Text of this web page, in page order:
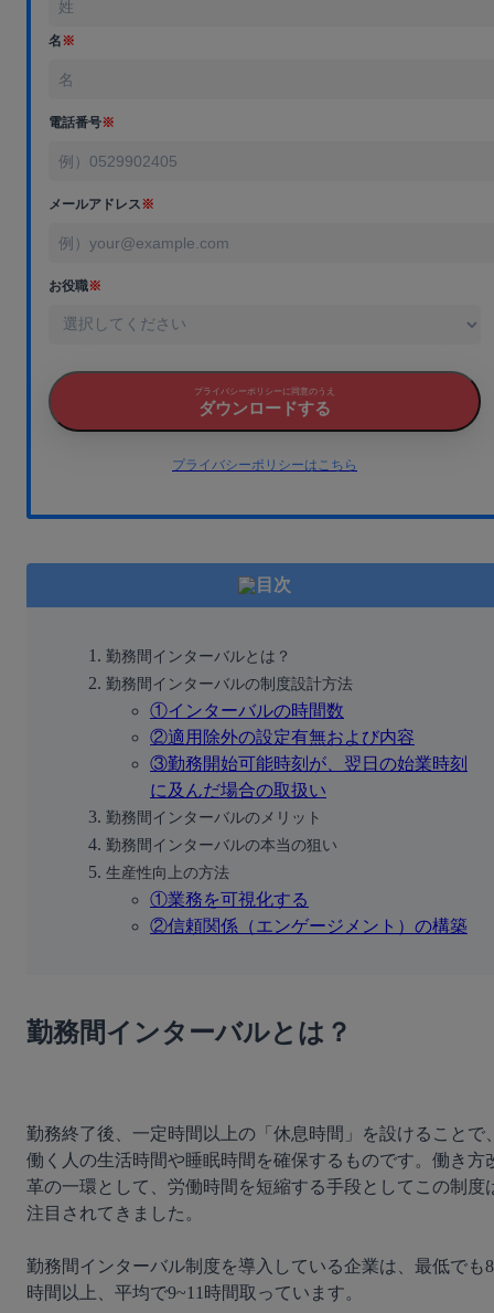
名※
電話番号※
メールアドレス※
お役職※
プライバシーポリシーに同意のうえ
ダウンロードする
プライバシーポリシーはこちら
目次
勤務間インターバルとは？
勤務間インターバルの制度設計方法
①インターバルの時間数
②適用除外の設定有無および内容
③勤務開始可能時刻が、翌日の始業時刻
に及んだ場合の取扱い
勤務間インターバルのメリット
勤務間インターバルの本当の狙い
生産性向上の方法
①業務を可視化する
②信頼関係（エンゲージメント）の構築
勤務間インターバルとは？
勤務終了後、一定時間以上の「休息時間」を設けることで
働く人の生活時間や睡眠時間を確保するものです。働き方
革の一環として、労働時間を短縮する手段としてこの制度
注目されてきました。
勤務間インターバル制度を導入している企業は、最低でも8
時間以上、平均で9~11時間取っています。